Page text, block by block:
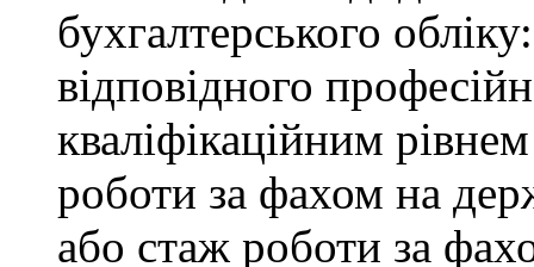
бухгалтерського
відповідного
кваліфікаційним
роботи за фахом на
або стаж роботи за